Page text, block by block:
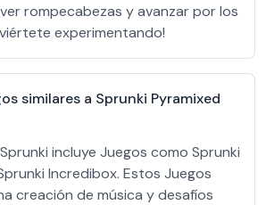
rompecabezas y avanzar por los
experimentando!
similares a Sprunki Pyramixed
incluye Juegos como Sprunki
Incredibox. Estos Juegos
creación de música y desafíos